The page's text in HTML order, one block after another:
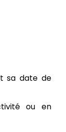
sa date de
ou en